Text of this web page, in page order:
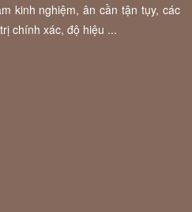
kinh nghiệm, ân cần tận tụy, các
chính xác, độ hiệu ...